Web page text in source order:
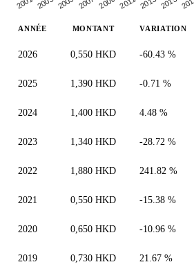
ANNÉE MONTANT VARIATION
2026 0,550 HKD -60.43 %
2025 1,390 HKD -0.71 %
2024 1,400 HKD 4.48 %
2023 1,340 HKD -28.72 %
2022 1,880 HKD 241.82 %
2021 0,550 HKD -15.38 %
2020 0,650 HKD -10.96 %
2019 0,730 HKD 21.67 %